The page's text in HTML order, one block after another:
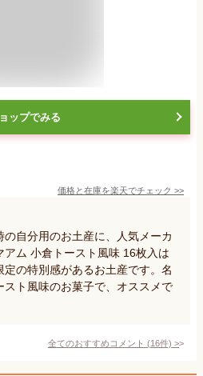
ップでみる
価格と在庫を楽天でチェック >>
自分用のお土産に、人気メーカ
アム 小倉トースト風味 16枚入は
の特別感があるお土産です。名
ト風味のお菓子で、オススメで
全てのおすすめコメント (16件) >